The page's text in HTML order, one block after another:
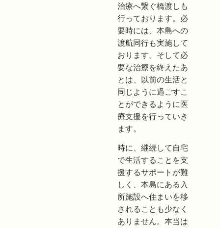
治療へ繋ぐ橋渡しも
行っております。必
要時には、本島への
渡航同行も実施して
おります。 そして必
要な治療を終えたあ
とは、以前の生活と
同じように過ごすこ
とができるように医
療支援を行っていき
ます。
時に、継続して自宅
で生活することを支
援するサポートが難
しく、本島にある入
所施設へ住まいを移
されることも少なく
ありません。本当は